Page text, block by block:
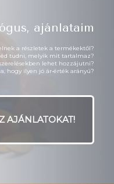
ajánlataim
a részletek a termékektől?
tudni, melyik mit tartalmaz?
lehet hozzájutni?
hogy ilyen jó ár‑érték arányú?
AJÁNLATOKAT!